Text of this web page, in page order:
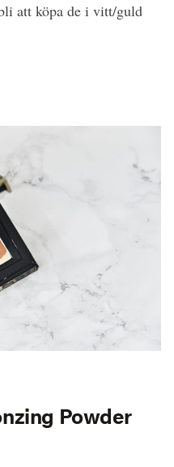
att köpa de i vitt/guld
Powder